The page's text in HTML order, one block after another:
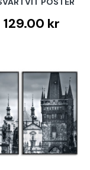
129.00 kr